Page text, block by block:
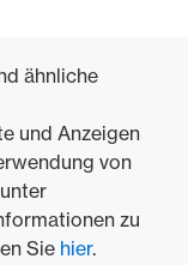
ähnliche
und Anzeigen
von
zu
Sie hier.